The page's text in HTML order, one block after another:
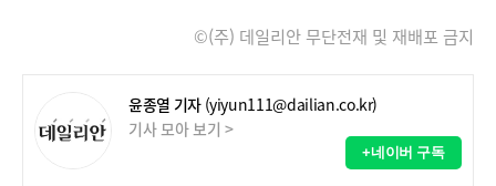
©(주) 데일리안 무단전재 및 재배포 금지
윤종열 기자 (yiyun111@dailian.co.kr)
기사 모아 보기 >
+네이버 구독